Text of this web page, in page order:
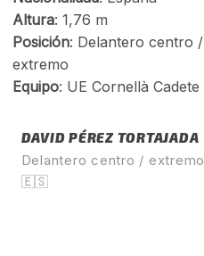
DAVID PÉREZ TORTAJADA
Delantero centro / extremo
🇪🇸